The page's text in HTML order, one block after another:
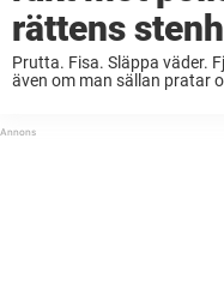
rättens
Prutta. Fisa. Släppa väder.
även om man sällan pratar